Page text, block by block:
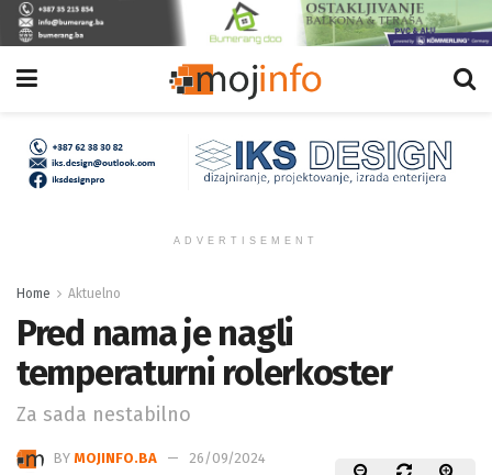
ADVERTISEMENT
Home Aktuelno
Pred nama je nagli
temperaturni rolerkoster
Za sada nestabilno
BY MOJINFO.BA
26/09/2024